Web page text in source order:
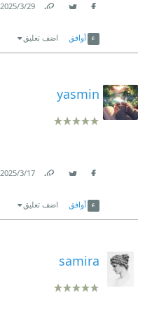
29‏/3‏/2025
أوافق اضف تعليق
yasmin
17‏/3‏/2025
أوافق اضف تعليق
samira